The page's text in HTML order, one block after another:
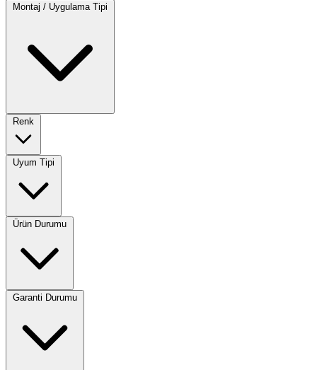
Montaj / Uygulama Tipi
Renk
Uyum Tipi
Ürün Durumu
Garanti Durumu